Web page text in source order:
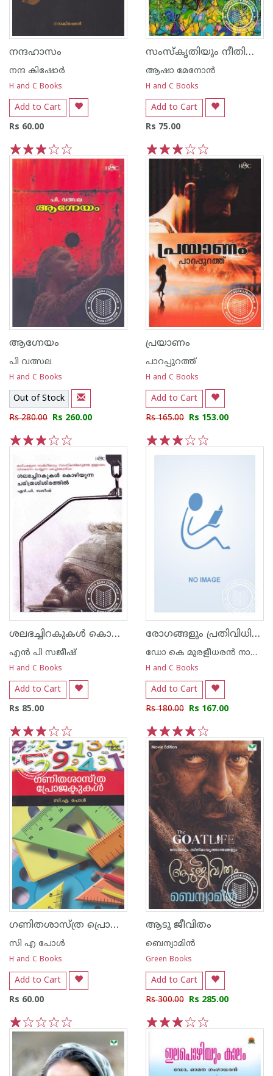
നന്ദഹാസം
നന്ദ‌ കിഷോര്‍
H and C Books
Add to Cart
Rs 60.00
5
4
3
2
1
സംസ്കൃതിയും നീതിശാസ്ത്രവും
ആഷാ മേനോന്‍
H and C Books
Add to Cart
Rs 75.00
5
4
3
2
1
ആഗ്നേയം
പി വത്സല
H and C Books
Out of Stock
Rs 280.00 Rs 260.00
പ്രയാണം
പാറപ്പുറത്ത്‌
H and C Books
Add to Cart
Rs 165.00 Rs 153.00
ശലഭച്ചിറകുകള്‍ കൊഴിയുന്ന ചരിത്രശിശിരത്തില്‍
എന്‍ പി സജീഷ്‌
H and C Books
Add to Cart
Rs 85.00
5
4
3
2
1
രോഗങ്ങളും പ്രതിവിധികളും
ഡോ കെ മുരളീധരന്‍ നായര്‍ വെള്ളയമ്പലം
H and C Books
Add to Cart
Rs 180.00 Rs 167.00
5
4
3
2
1
ഗണിതശാസ്ത്ര പ്രൊജക്ടുകള്‍
സി എ പോള്‍
H and C Books
Add to Cart
Rs 60.00
5
4
3
2
1
ആടു ജീവിതം
ബെന്യാമിന്‍
Green Books
Add to Cart
Rs 300.00 Rs 285.00
1